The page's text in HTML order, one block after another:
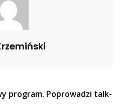
Była
Po
To…”
program. Poprowadzi talk-